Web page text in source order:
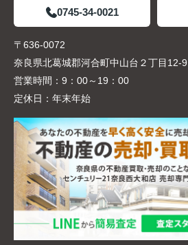
0745-34-0021
〒636-0072
奈良県北葛城郡河合町中山台２丁目12-9
営業時間： 9：00～19：00
定休日： 年末年始